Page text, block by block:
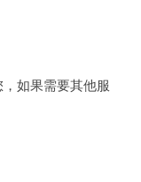
如果需要其他服